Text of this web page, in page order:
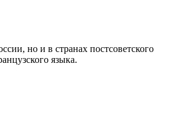
но и в странах постсоветского
языка.